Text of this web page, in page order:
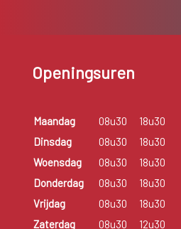
Openingsuren
Maandag 08u30
18u30
Dinsdag
08u30
18u30
Woensdag
08u30
18u30
Donderdag
08u30
18u30
Vrijdag
08u30
18u30
Zaterdag
08u30
12u30